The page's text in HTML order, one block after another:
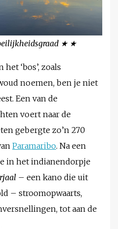
★ ★
‘bos’, zoals
noemen, ben je niet
Een van de
voert naar de
gebergte zo’n 270
Paramaribo. Na een
in het indianendorpje
– een kano die uit
– stroomopwaarts,
tot aan de